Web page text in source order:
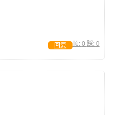
顶: 0 踩: 0
回复